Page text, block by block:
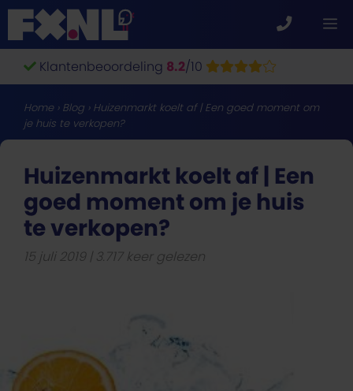
Ga
naar
de
inhoudKlantenbeoordeling 8.2/10
Home› Blog › Huizenmarkt koelt af | Een goed moment om
je huis te verkopen?
Huizenmarkt koelt af | Een
goed moment om je huis
te verkopen?
15 juli 2019 3.717 keer gelezen